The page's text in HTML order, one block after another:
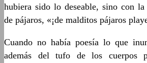
hubiera sido lo deseable, sino con
de pájaros, «¡de malditos pájaros
Cuando no había poesía lo que
además del tufo de los cuerpos